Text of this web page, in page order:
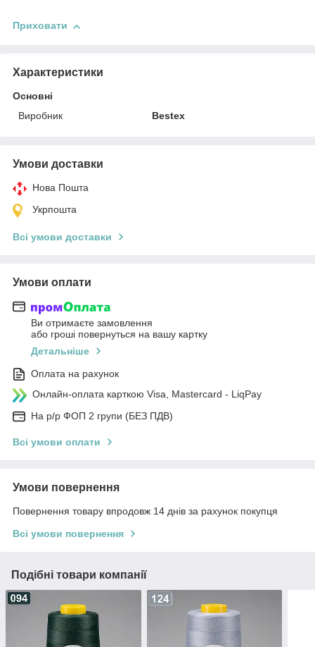
Приховати
Характеристики
Основні
Виробник
Bestex
Умови доставки
Нова Пошта
Укрпошта
Всі умови доставки
Умови оплати
Ви отримаєте замовлення
або гроші повернуться на вашу картку
Детальніше
Оплата на рахунок
Онлайн-оплата карткою Visa, Mastercard - LiqPay
На р/р ФОП 2 групи (БЕЗ ПДВ)
Всі умови оплати
Умови повернення
Повернення товару впродовж 14 днів за рахунок покупця
Всі умови повернення
Подібні товари компанії